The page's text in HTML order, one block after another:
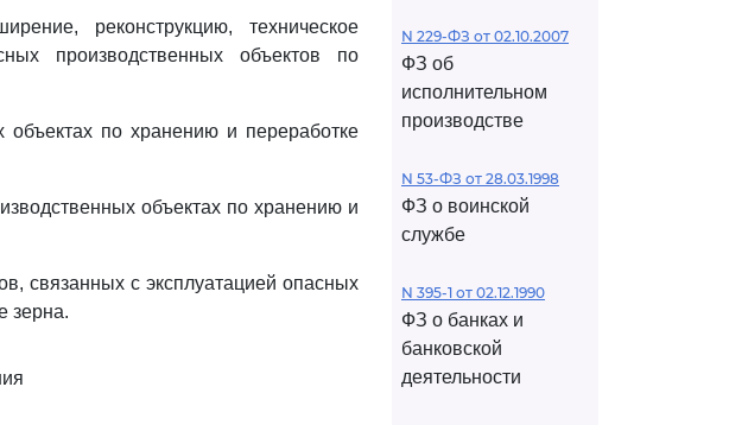
реконструкцию, техническое
производственных объектов по
по хранению и переработке
объектах по хранению и
связанных с эксплуатацией опасных
зерна.
N 229-ФЗ от 02.10.2007
ФЗ об
исполнительном
производстве
N 53-ФЗ от 28.03.1998
ФЗ о воинской
службе
N 395-1 от 02.12.1990
ФЗ о банках и
банковской
деятельности